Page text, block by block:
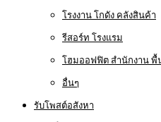
โรงงาน โกดัง คลังสินค้า
รีสอร์ท โรงแรม
โฮมออฟฟิต สำนักงาน พื้
อื่นๆ
รับโพสต์อสังหา